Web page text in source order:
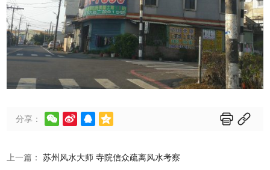
分享：      
上一篇：苏州风水大师 寺院信众疏离风水考察